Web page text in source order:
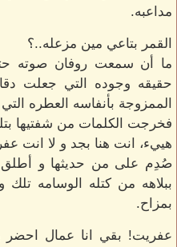
مداعبه.
القمر بتاعي مين مزعله..؟
ما أن سمعت روفان صوته
حقيقه وجوده التي جعلت
الممزوجة بأنفاسه العطره
فخرجت الكلمات من شفتيها
هييء، انت هنا بجد و لا انت
صُدِم على من حديثها و أطلق
ببلاهه من كتله الوسامه تلك
بمزاح.
عفريت! بقي انا عمال احضر